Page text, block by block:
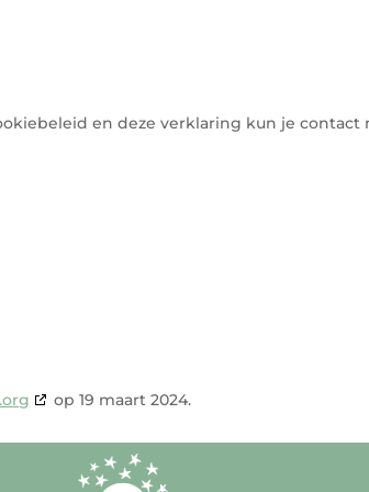
en deze verklaring kun je contact
op 19 maart 2024.